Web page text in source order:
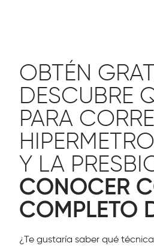
OBTÉN
DESCUBRE
PARA
Y LA
CONOCER
COMPLETO
¿Te gustaría saber qué